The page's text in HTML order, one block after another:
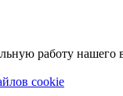
работу нашего
cookie